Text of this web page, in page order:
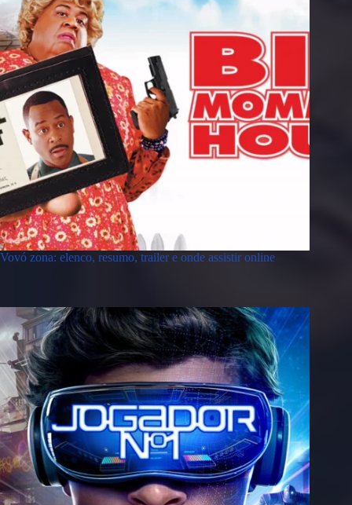
Vovó zona: elenco, resumo, trailer e onde assistir online